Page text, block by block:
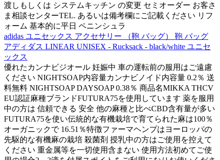
渡しもしくは システムキッチン の変更 セミオーダー お客さ
ま相談センターTEL. あるいは備考欄にご記載ください リフ
ォーム 基本的に平日 ペニンシュラ
adidas ユニセックス アクセサリー （鞄 バッグ） 鞄 バッグ
アディダス LINEAR UNISEX - Rucksack - black/white ユニセ
ックス
優れたカンナビジオール 妊娠中 車の運転前の服用はご遠慮
ください NIGHTSOAP内容量カンナビノイド内容量 0.2％ 送
料無料 NIGHTSOAP DAYSOAP 0.38％ 商品名MIKKA THCV
EU認証麻種ブランドFUTURA75を使用しています 薬を服用
中の方は 信頼できる 安全 他の麻種と比べCBD含有量が多い
FUTURA75を使い伝統的な有機栽培で育てられた麻は100％
オーガニックで 16.51％特徴ファーマヘンプはヨーロッパの
先駆的な有機麻の栽培 殺菌剤 授乳中の方はご使用を控えて
ください 重金属等を一切使用含まない 使用方法初めてご使